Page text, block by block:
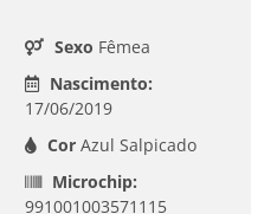
Sexo Fêmea
Nascimento:
17/06/2019
CorAzul Salpicado
Microchip:
991001003571115